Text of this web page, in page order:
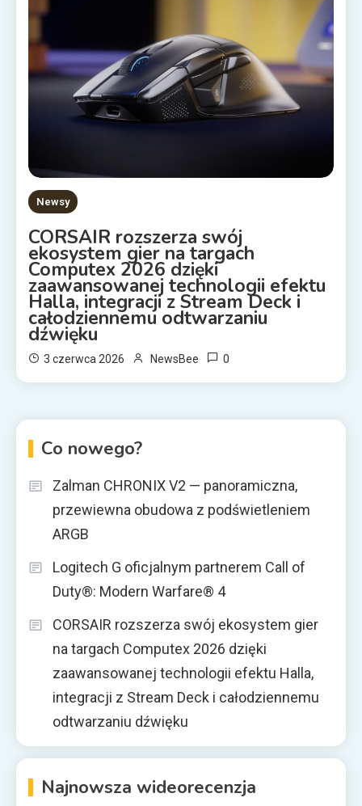
Newsy
CORSAIR rozszerza swój
ekosystem gier na targach
Computex 2026 dzięki
zaawansowanej technologii efektu
Halla, integracji z Stream Deck i
całodziennemu odtwarzaniu
dźwięku
3 czerwca 2026 NewsBee 0
Co nowego?
Zalman CHRONIX V2 — panoramiczna,
przewiewna obudowa z podświetleniem
ARGB
Logitech G oficjalnym partnerem Call of
Duty®: Modern Warfare® 4
CORSAIR rozszerza swój ekosystem gier
na targach Computex 2026 dzięki
zaawansowanej technologii efektu Halla,
integracji z Stream Deck i całodziennemu
odtwarzaniu dźwięku
Najnowsza wideorecenzja